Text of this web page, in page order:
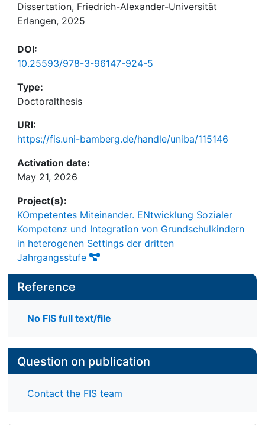
Dissertation, Friedrich-Alexander-Universität
Erlangen, 2025
DOI:
10.25593/978-3-96147-924-5
Type:
Doctoralthesis
URI:
https://fis.uni-bamberg.de/handle/uniba/115146
Activation date:
May 21, 2026
Project(s):
KOmpetentes Miteinander. ENtwicklung Sozialer
Kompetenz und Integration von Grundschulkindern
in heterogenen Settings der dritten
Jahrgangsstufe
Reference
No FIS full text/file
Question on publication
Contact the FIS team